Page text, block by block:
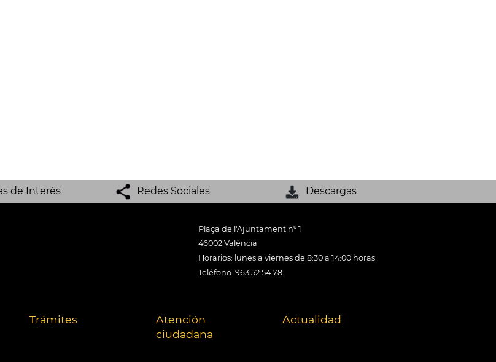
de Interés Redes Sociales Descargas
Plaça de l'Ajuntament nº 1
46002 València
Horarios: lunes a viernes de 8:30 a 14:00 horas
Teléfono: 963 52 54 78
Trámites
Atención
ciudadana
Actualidad